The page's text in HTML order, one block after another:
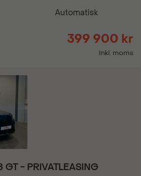
Automatisk
399 900 kr
Inkl. moms
- PRIVATLEASING